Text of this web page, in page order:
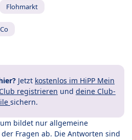
Flohmarkt
Jetzt kostenlos im HiPP Mein
registrieren und deine Club-
sichern.
bildet nur allgemeine
Fragen ab. Die Antworten sind